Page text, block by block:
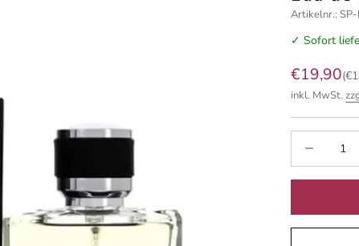
Artikelnr.: SP-
✓ Sofort
Angebot
€19,90
inkl. MwSt.